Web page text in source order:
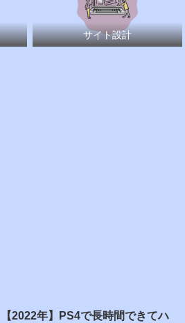
サイト設計
【2022年】PS4で長時間できてハ